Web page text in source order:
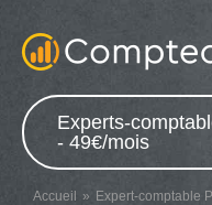
Experts-
- 49€/mois
Accueil Expert-comptable